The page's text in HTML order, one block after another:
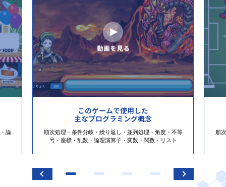
論
このゲームで使用した
主なプログラミング概念
順次処理・条件分岐・繰り返し・並列処理・角度・不等
号・座標・乱数・論理演算子・変数・関数・リスト
順